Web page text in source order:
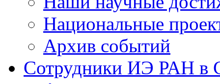
Национальные
Архив событий
Сотрудники ИЭ РАН